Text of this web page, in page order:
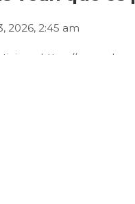
2026, 2:45 am
es https://